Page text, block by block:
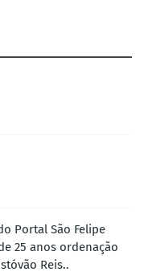
Portal São Felipe
25 anos ordenação
Reis..